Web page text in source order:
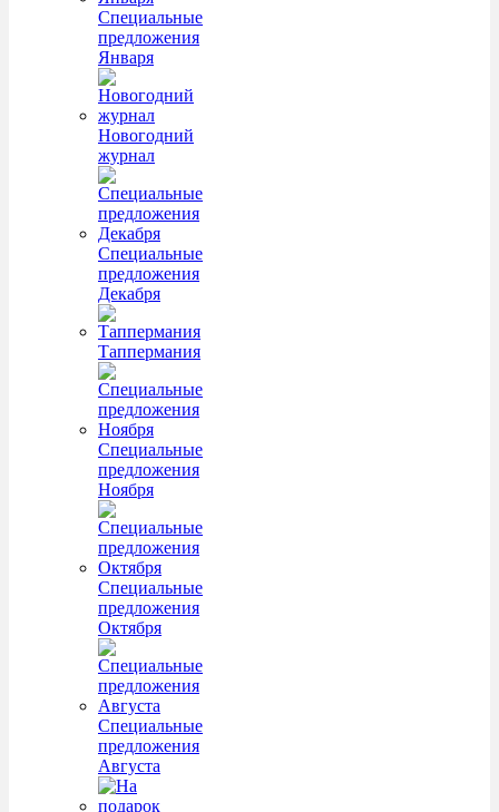
Специальные
предложения
Января
Новогодний
журнал
Специальные
предложения
Декабря
Таппермания
Специальные
предложения
Ноября
Специальные
предложения
Октября
Специальные
предложения
Августа